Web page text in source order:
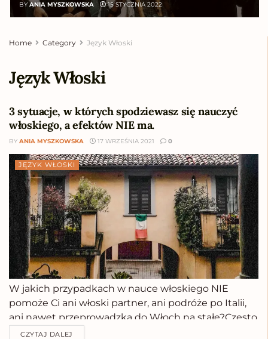
BY ANIA MYSZKOWSKA 15 STYCZNIA 2022
Home Category Język Włoski
Język Włoski
3 sytuacje, w których spodziewasz się nauczyć
włoskiego, a efektów NIE ma.
BY ANIA MYSZKOWSKA 17 WRZEŚNIA 2021 0
JĘZYK WŁOSKI
W jakich przypadkach w nauce włoskiego NIE
pomoże Ci ani włoski partner, ani podróże po Italii,
ani nawet przeprowadzka do Włoch na stałe?Często
spotykam się ze stwierdzeniem:Mnie do nauki
CZYTAJ DALEJ